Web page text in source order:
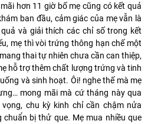
hơn 11 giờ bố mẹ cũng có kết quả
ban đầu, cảm giác của mẹ vẫn là
và giải thích các chỉ số trong kết
mẹ thì vòi trứng thông hạn chế một
thai tự nhiên chưa cần can thiệp,
hỗ trợ thêm chất lượng trứng và tinh
và sinh hoạt. Ôi! nghe thế mà mẹ
mong mãi mà cứ tháng này qua
chu kỳ kinh chỉ cần chậm nửa
bị thử que. Mẹ mua nhiều que